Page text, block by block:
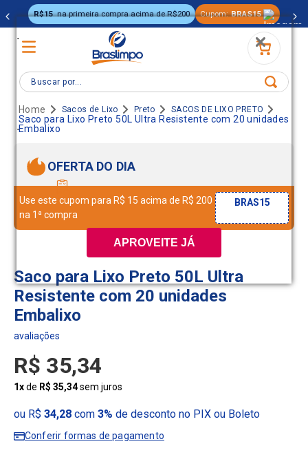
.
.
APROVEITE JÁ
R$15 na primeira compra acima de R$200 Cupom: BRAS15
Buscar por...
Sacos de Lixo Preto SACOS DE LIXO PRETO
Saco para Lixo Preto 50L Ultra Resistente com 20 unidades
Embalixo
OFERTA DO DIA
Use este cupom para R$ 15 acima de R$ 200
na 1ª compra
BRAS15
Saco para Lixo Preto 50L Ultra
Resistente com 20 unidades
Embalixo
R$ 35,34
1xde R$ 35,34sem juros
ou R$ 34,28com 3% de desconto no PIX ou Boleto
Conferir formas de pagamento